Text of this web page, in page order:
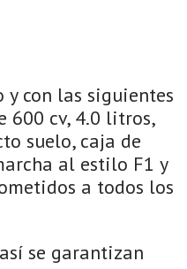
y con las siguientes
600 cv, 4.0 litros,
suelo, caja de
al estilo F1 y
a todos los
se garantizan